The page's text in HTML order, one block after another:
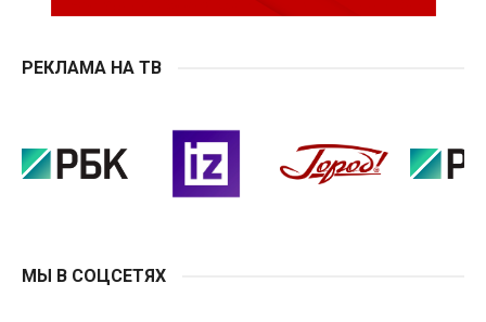
РЕКЛАМА НА ТВ
МЫ В СОЦСЕТЯХ